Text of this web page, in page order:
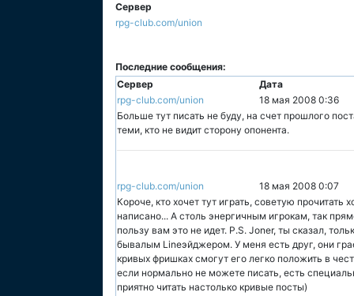
Сервер
rpg-club.com/union
Последние сообщения:
Сервер
Дата
rpg-club.com/union
18 мая 2008 0:36
Больше тут писать не буду, на счет прошлого
теми, кто не видит сторону опонента.
rpg-club.com/union
18 мая 2008 0:07
Короче, кто хочет тут играть, советую
написано... А столь энергичным игрокам, так
пользу вам это не идет. P.S. Joner, ты сказал,
бывалым Lineэйджером. У меня есть друг, они
кривых фришках смогут его легко положить в
если нормально не можете писать, есть
приятно читать настолько кривые посты)